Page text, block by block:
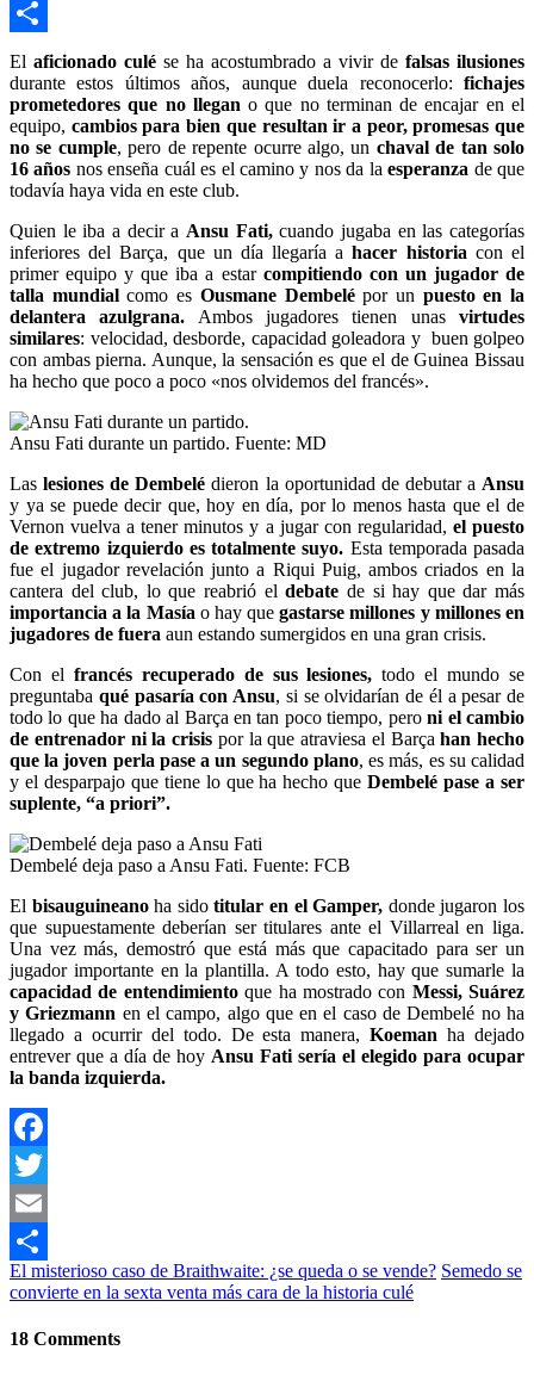
Email
Compartir
El aficionado culé se ha acostumbrado a vivir de falsas ilusiones
durante estos últimos años, aunque duela reconocerlo: fichajes
prometedores que no llegan o que no terminan de encajar en el
equipo, cambios para bien que resultan ir a peor, promesas que
no se cumple, pero de repente ocurre algo, un chaval de tan solo
16 años nos enseña cuál es el camino y nos da laesperanza de que
todavía haya vida en este club.
Quien le iba a decir a Ansu Fati,cuando jugaba en las categorías
inferiores del Barça, que un día llegaría ahacer historia con el
primer equipo y que iba a estar compitiendo con un jugador de
talla mundialcomo es Ousmane Dembelépor un puesto en la
delantera azulgrana. Ambos jugadores tienen unasvirtudes
similares: velocidad, desborde, capacidad goleadora y buen golpeo
con ambas pierna. Aunque, la sensación es que el de Guinea Bissau
ha hecho que poco a poco «nos olvidemos del francés».
Ansu Fati durante un partido. Fuente: MD
Laslesiones de Dembelé dieron la oportunidad de debutar a Ansu
y ya se puede decir que, hoy en día, por lo menos hasta que el de
Vernon vuelva a tener minutos y a jugar con regularidad, el puesto
de extremo izquierdo es totalmente suyo. Esta temporada pasada
fue el jugador revelación junto a Riqui Puig, ambos criados en la
cantera del club, lo que reabrió eldebate de si hay que dar más
importancia a la Masía o hay quegastarse millones y millones en
jugadores de fuera aun estando sumergidos en una gran crisis.
Con el francés recuperado de sus lesiones, todo el mundo se
preguntaba qué pasaría con Ansu, si se olvidarían de él a pesar de
todo lo que ha dado al Barça en tan poco tiempo, peroni el cambio
de entrenador ni la crisis por la que atraviesa el Barçahan hecho
que la joven perla pase a un segundo plano, es más, es su calidad
y el desparpajo que tiene lo que ha hecho queDembelé pase a ser
suplente, “a priori”.
Dembelé deja paso a Ansu Fati. Fuente: FCB
El bisauguineanoha sidotitularen el Gamper, donde jugaron los
que supuestamente deberían ser titulares ante el Villarreal en liga.
Una vez más, demostró que está más que capacitado para ser un
jugador importante en la plantilla. A todo esto, hay que sumarle la
capacidad de entendimientoque ha mostrado con Messi, Suárez
y Griezmann en el campo, algo que en el caso de Dembelé no ha
llegado a ocurrir del todo. De esta manera,Koeman ha dejado
entrever que a día de hoy Ansu Fati sería el elegido para ocupar
la banda izquierda.
Facebook
Twitter
Email
Compartir
El misterioso caso de Braithwaite: ¿se queda o se vende? Semedo se
convierte en la sexta venta más cara de la historia culé
18 Comments